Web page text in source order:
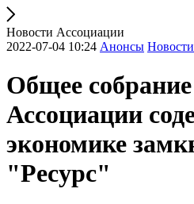
Новости Ассоциации
2022-07-04 10:24 Анонсы
Общее
Ассоциации
экономике
"Ресурс"